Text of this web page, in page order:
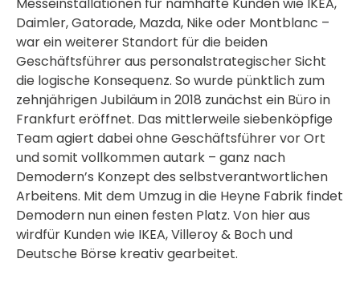
Daimler, Gatorade, Mazda, Nike oder Montblanc –
war ein weiterer Standort für die beiden
Geschäftsführer aus personalstrategischer Sicht
die logische Konsequenz. So wurde pünktlich zum
zehnjährigen Jubiläum in 2018 zunächst ein Büro in
Frankfurt eröffnet. Das mittlerweile siebenköpfige
Team agiert dabei ohne Geschäftsführer vor Ort
und somit vollkommen autark – ganz nach
Demodern’s Konzept des selbstverantwortlichen
Arbeitens. Mit dem Umzug in die Heyne Fabrik findet
Demodern nun einen festen Platz. Von hier aus
wirdfür Kunden wie IKEA, Villeroy & Boch und
Deutsche Börse kreativ gearbeitet.